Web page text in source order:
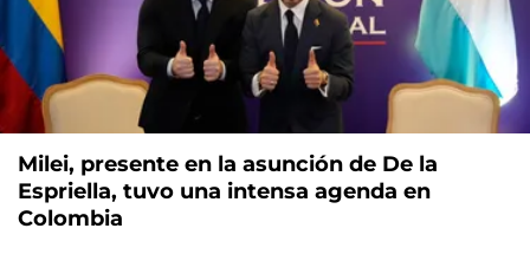
Milei, presente en la asunción de De la
Espriella, tuvo una intensa agenda en
Colombia